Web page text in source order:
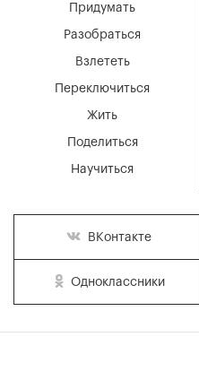
Придумать
Разобраться
Взлететь
Переключиться
Жить
Поделиться
Научиться
ВКонтакте
Одноклассники